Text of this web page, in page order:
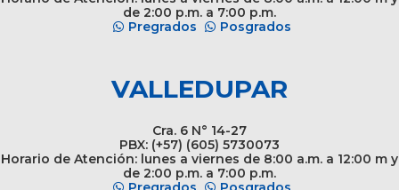
de 2:00 p.m. a 7:00 p.m.
Pregrados
Posgrados
VALLEDUPAR
Cra. 6 N° 14-27
PBX: (+57) (605) 5730073
Horario de Atención: lunes a viernes de 8:00 a.m. a 12:00 m y
de 2:00 p.m. a 7:00 p.m.